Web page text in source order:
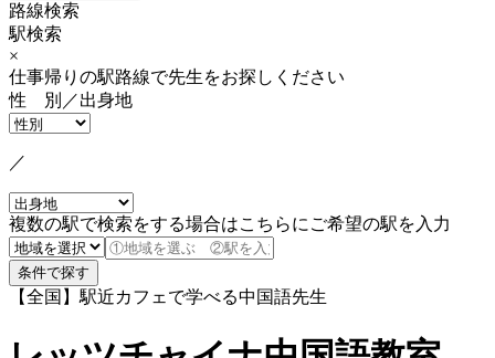
路線検索
駅検索
×
仕事帰りの駅路線で先生をお探しください
性 別／出身地
／
複数の駅で検索をする場合はこちらにご希望の駅を入力
【全国】駅近カフェで学べる中国語先生